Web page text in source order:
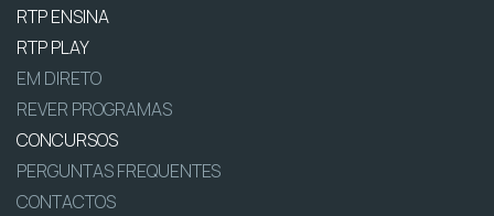
RTP ENSINA
RTP PLAY
EM DIRETO
REVER PROGRAMAS
CONCURSOS
PERGUNTAS FREQUENTES
CONTACTOS